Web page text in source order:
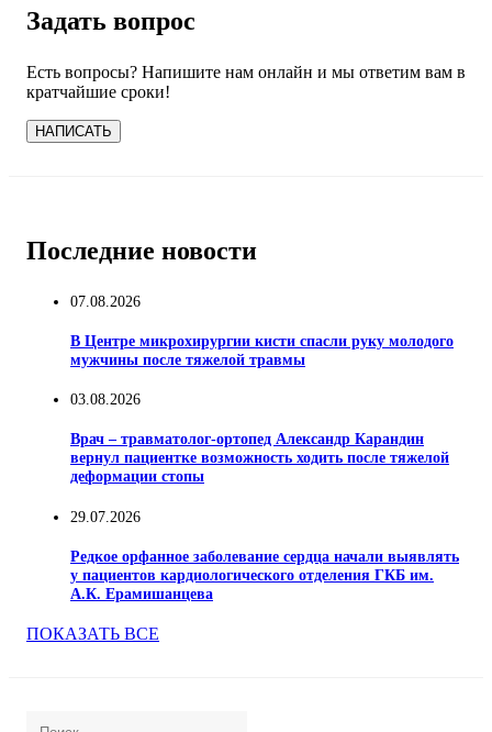
Задать вопрос
Есть вопросы? Напишите нам онлайн и мы ответим вам в
кратчайшие сроки!
НАПИСАТЬ
Последние новости
07.08.2026
В Центре микрохирургии кисти спасли руку молодого
мужчины после тяжелой травмы
03.08.2026
Врач – травматолог-ортопед Александр Карандин
вернул пациентке возможность ходить после тяжелой
деформации стопы
29.07.2026
Редкое орфанное заболевание сердца начали выявлять
у пациентов кардиологического отделения ГКБ им.
А.К. Ерамишанцева
ПОКАЗАТЬ ВСЕ